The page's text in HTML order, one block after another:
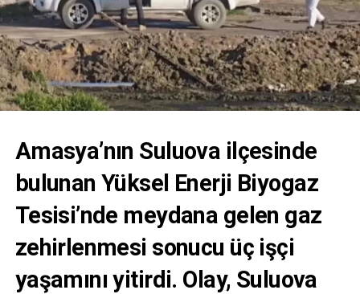
Amasya’nın Suluova ilçesinde
bulunan Yüksel Enerji Biyogaz
Tesisi’nde meydana gelen gaz
zehirlenmesi sonucu üç işçi
yaşamını yitirdi. Olay, Suluova